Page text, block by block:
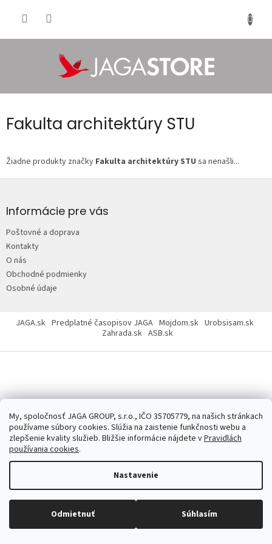
My, spoločnosť JAGA GROUP, s.r.o., IČO 35705779, na našich stránkach
používame súbory cookies. Slúžia na zaistenie funkčnosti webu a
zlepšenie kvality služieb. Bližšie informácie nájdete vPravidlách
používania cookies.
Nastavenie
Odmietnuť Súhlasím
KOŠÍK
Fakulta architektúry STU
Žiadne produkty značky Fakulta architektúry STU sa nenašli...
p
e
Informácie pre vás
Poštovné a doprava
Kontakty
O nás
Obchodné podmienky
Osobné údaje
JAGA.sk Predplatné časopisov JAGA Mojdom.sk Urobsisam.sk
Zahrada.sk ASB.sk
nastavenie cookies